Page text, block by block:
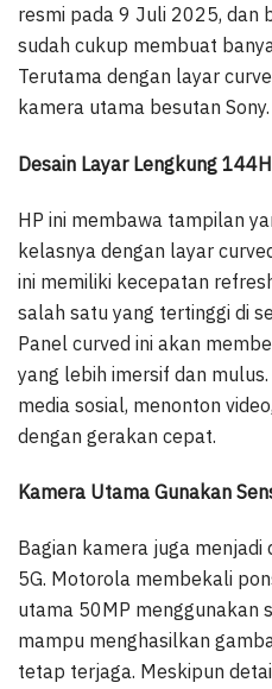
resmi pada 9 Juli 2025, dan
sudah cukup membuat
Terutama dengan layar
kamera utama besutan Sony.
Desain Layar Lengkung
HP ini membawa tampilan
kelasnya dengan layar
ini memiliki kecepatan
salah satu yang tertinggi di
Panel curved ini akan
yang lebih imersif dan
media sosial, menonton
dengan gerakan cepat.
Kamera Utama Gunakan
Bagian kamera juga
5G. Motorola membekali
utama 50MP menggunakan
mampu menghasilkan
tetap terjaga. Meskipun